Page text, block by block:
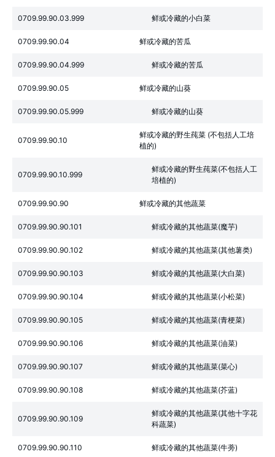
0709.99.90.03.999 鲜或冷藏的小白菜
0709.99.90.04 鲜或冷藏的苦瓜
0709.99.90.04.999 鲜或冷藏的苦瓜
0709.99.90.05 鲜或冷藏的山葵
0709.99.90.05.999 鲜或冷藏的山葵
0709.99.90.10
鲜或冷藏的野生莼菜 (不包括人工培
植的)
0709.99.90.10.999
鲜或冷藏的野生莼菜(不包括人工
培植的)
0709.99.90.90 鲜或冷藏的其他蔬菜
0709.99.90.90.101 鲜或冷藏的其他蔬菜(魔芋)
0709.99.90.90.102 鲜或冷藏的其他蔬菜(其他薯类)
0709.99.90.90.103 鲜或冷藏的其他蔬菜(大白菜)
0709.99.90.90.104 鲜或冷藏的其他蔬菜(小松菜)
0709.99.90.90.105 鲜或冷藏的其他蔬菜(青梗菜)
0709.99.90.90.106 鲜或冷藏的其他蔬菜(油菜)
0709.99.90.90.107 鲜或冷藏的其他蔬菜(菜心)
0709.99.90.90.108 鲜或冷藏的其他蔬菜(芥蓝)
0709.99.90.90.109
鲜或冷藏的其他蔬菜(其他十字花
科蔬菜)
0709.99.90.90.110 鲜或冷藏的其他蔬菜(牛蒡)